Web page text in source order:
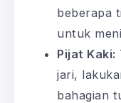
beberapa
untuk
Pijat Kaki:
jari,
bahagian